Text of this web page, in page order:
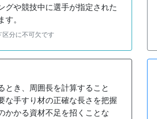
グや競技中に選手が指定された
。
分に不可欠です
とき、周囲長を計算すること
な手すり材の正確な長さを把握
かかる資材不足を招くことな